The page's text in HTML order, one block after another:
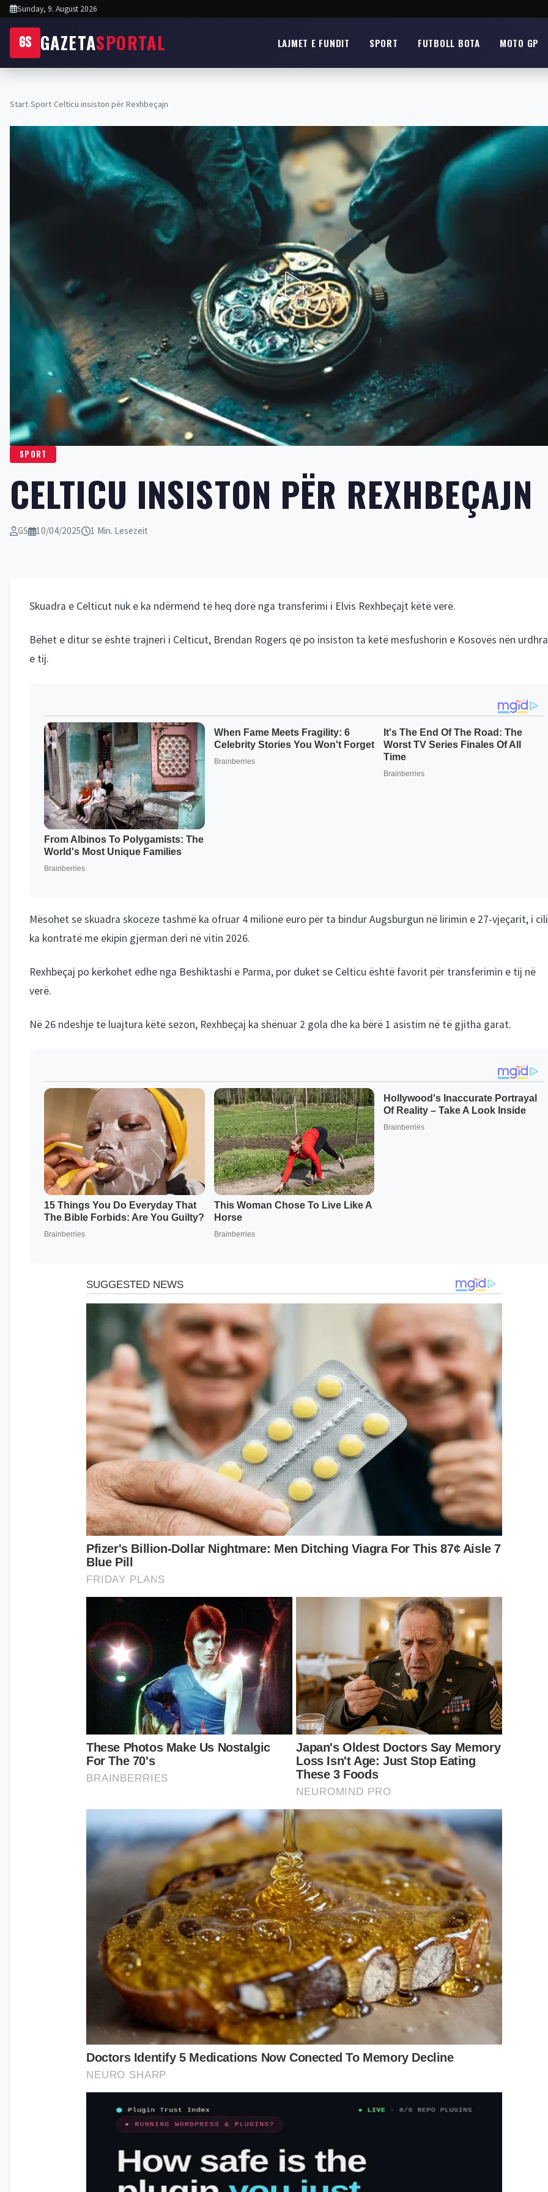
Sunday, 9. August 2026
GS GAZETASPORTAL LAJMET E FUNDIT SPORT FUTBOLL BOTA MOTO GP
Start›Sport›Celticu insiston për Rexhbeçajn
SPORT
CELTICU INSISTON PËR REXHBEÇAJN
GS 10/04/2025 1 Min. Lesezeit
Skuadra e Celticut nuk e ka ndërmend të heq dorë nga transferimi i Elvis Rexhbeçajt këtë verë.
Bëhet e ditur se është trajneri i Celticut, Brendan Rogers që po insiston ta ketë mesfushorin e Kosovës nën
e tij.
Mësohet se skuadra skoceze tashmë ka ofruar 4 milionë euro për ta bindur Augsburgun në lirimin e 27-vjeçarit, i cili
ka kontratë me ekipin gjerman deri në vitin 2026.
Rexhbeçaj po kërkohet edhe nga Beshiktashi e Parma, por duket se Celticu është favorit për transferimin e tij në
verë.
Në 26 ndeshje të luajtura këtë sezon, Rexhbeçaj ka shënuar 2 gola dhe ka bërë 1 asistim në të gjitha garat.